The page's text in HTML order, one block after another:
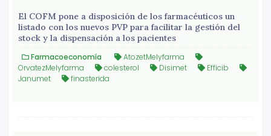
El COFM pone a disposición de los farmacéuticos un
listado con los nuevos PVP para facilitar la gestión del
stock y la dispensación a los pacientes
Farmacoeconomía
AtozetMelyfarma
OrvatezMelyfarma
colesterol Disimet
Efficib
Janumet
finasterida